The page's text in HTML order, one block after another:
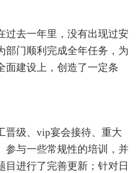
过去一年里，没有出现过安
部门顺利完成全年任务，为
面建设上，创造了一定条
晋级、vip宴会接待、重大
参与一些常规性的培训，并
目进行了完善更新；针对日